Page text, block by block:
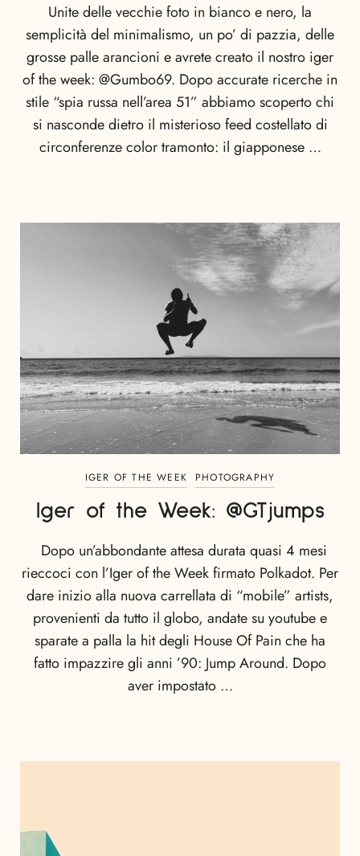
Unite delle vecchie foto in bianco e nero, la
semplicità del minimalismo, un po’ di pazzia, delle
grosse palle arancioni e avrete creato il nostro iger
of the week: @Gumbo69. Dopo accurate ricerche in
stile “spia russa nell’area 51” abbiamo scoperto chi
si nasconde dietro il misterioso feed costellato di
circonferenze color tramonto: il giapponese …
IGER OF THE WEEK PHOTOGRAPHY
Iger of the Week: @GTjumps
Dopo un’abbondante attesa durata quasi 4 mesi
rieccoci con l’Iger of the Week firmato Polkadot. Per
dare inizio alla nuova carrellata di “mobile” artists,
provenienti da tutto il globo, andate su youtube e
sparate a palla la hit degli House Of Pain che ha
fatto impazzire gli anni ’90: Jump Around. Dopo
aver impostato …